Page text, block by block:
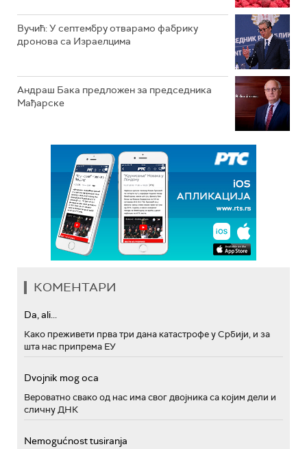
Вучић: У септембру отварамо фабрику
дронова са Израелцима
Андраш Бакa предложен за председника
Мађарске
КОМЕНТАРИ
Da, ali...
Како преживети прва три дана катастрофе у Србији, и за
шта нас припрема ЕУ
Dvojnik mog oca
Вероватно свако од нас има свог двојника са којим дели и
сличну ДНК
Nemogućnost tusiranja